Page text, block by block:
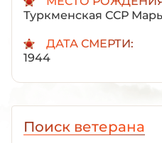
Туркменская ССР
ДАТА СМЕРТИ:
1944
Поиск ветерана